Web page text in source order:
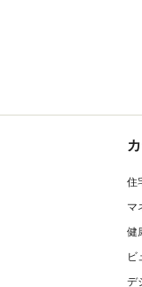
住
マ
健
ビ
デ